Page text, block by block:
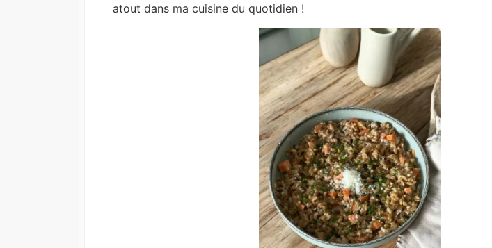
atout dans ma cuisine du quotidien !